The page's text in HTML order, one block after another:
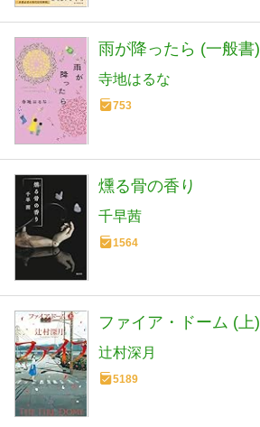
雨が降ったら (一般書)
寺地はるな
753
燻る骨の香り
千早茜
1564
ファイア・ドーム (上)
辻村深月
5189